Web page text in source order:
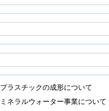
プラスチックの成形について
ミネラルウォーター事業について